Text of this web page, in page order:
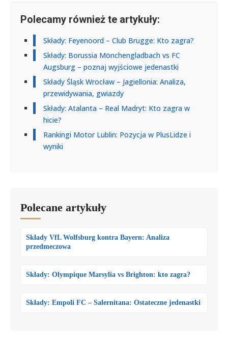
Polecamy również te artykuły:
Składy: Feyenoord – Club Brugge: Kto zagra?
Składy: Borussia Mönchengladbach vs FC
Augsburg – poznaj wyjściowe jedenastki
Składy Śląsk Wrocław – Jagiellonia: Analiza,
przewidywania, gwiazdy
Składy: Atalanta – Real Madryt: Kto zagra w
hicie?
Rankingi Motor Lublin: Pozycja w PlusLidze i
wyniki
Polecane artykuły
Składy VfL Wolfsburg kontra Bayern: Analiza
przedmeczowa
Składy: Olympique Marsylia vs Brighton: kto zagra?
Składy: Empoli FC – Salernitana: Ostateczne jedenastki